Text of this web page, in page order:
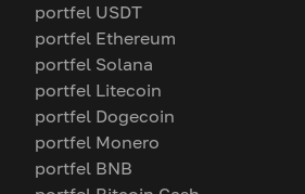
portfel USDT
portfel Ethereum
portfel Solana
portfel Litecoin
portfel Dogecoin
portfel Monero
portfel BNB